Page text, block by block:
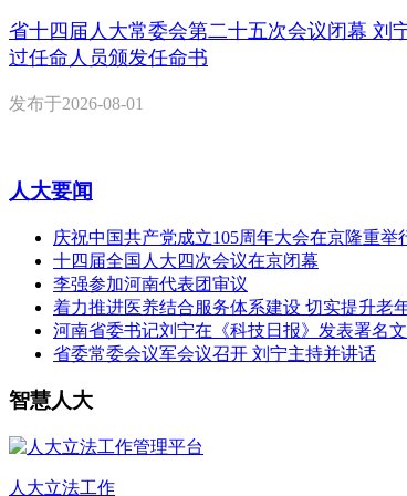
省十四届人大常委会第二十五次会议闭幕 刘
过任命人员颁发任命书
发布于2026-08-01
人大要闻
庆祝中国共产党成立105周年大会在京隆重举
十四届全国人大四次会议在京闭幕
李强参加河南代表团审议
着力推进医养结合服务体系建设 切实提升老
河南省委书记刘宁在《科技日报》发表署名
省委常委会议军会议召开 刘宁主持并讲话
智慧人大
人大立法工作